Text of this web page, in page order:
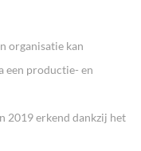
organisatie kan
een productie- en
2019 erkend dankzij het